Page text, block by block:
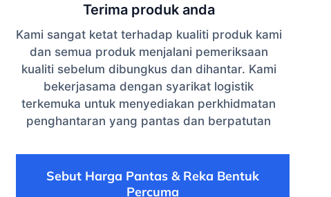
Terima produk anda
Kami sangat ketat terhadap kualiti produk kami
dan semua produk menjalani pemeriksaan
kualiti sebelum dibungkus dan dihantar. Kami
bekerjasama dengan syarikat logistik
terkemuka untuk menyediakan perkhidmatan
penghantaran yang pantas dan berpatutan
Sebut Harga Pantas & Reka Bentuk
Percuma